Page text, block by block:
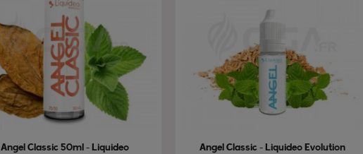
Angel Classic 50ml - Liquideo Angel Classic - Liquideo Evolution